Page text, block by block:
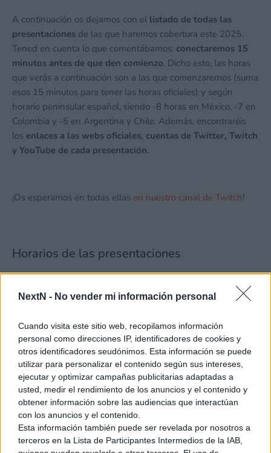
NextN - No vender mi información personal
Cuando visita este sitio web, recopilamos información
personal como direcciones IP, identificadores de cookies y
otros identificadores seudónimos. Esta información se puede
utilizar para personalizar el contenido según sus intereses,
ejecutar y optimizar campañas publicitarias adaptadas a
usted, medir el rendimiento de los anuncios y el contenido y
obtener información sobre las audiencias que interactúan
con los anuncios y el contenido.
Esta información también puede ser revelada por nosotros a
terceros en la Lista de Participantes Intermedios de la IAB,
A continuación os dejamos con el listado de todas las
presentaciones de las que haremos cobertura este 2025.
Tened en cuenta lo que comentábamos: conectaremos 15
minutos antes de que den comienzo. Dicho esto, las horas
que verás a continuación son a las que comenzaremos (suma
esos 15 minutos para tener las horas oficiales) y según
horario peninsular español, siendo -8 horas en México, -7 en
Colombia y -5 en Argentina y Chile. Además, encontraréis
los enlaces a las webs oficiales, cuentas de Twitter, Twitch
y YouTube de cada presentación.
¡Os esperamos en todas ellas en nuestro canal de Twitch!
Horarios de las presentaciones